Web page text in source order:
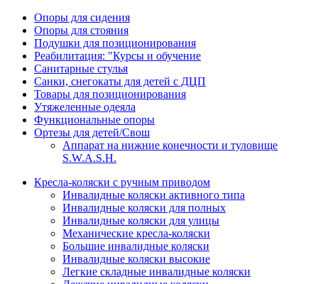
Опоры для сидения
Опоры для стояния
Подушки для позиционирования
Реабилитация: "Курсы и обучение
Санитарные стулья
Санки, снегокаты для детей с ДЦП
Товары для позиционирования
Утяжеленные одеяла
Функциональные опоры
Ортезы для детей/Свош
Аппарат на нижние конечности и туловище
S.W.A.S.H.
Кресла-коляски с ручным приводом
Инвалидные коляски активного типа
Инвалидные коляски для полных
Инвалидные коляски для улицы
Механические кресла-коляски
Большие инвалидные коляски
Инвалидные коляски высокие
Легкие складные инвалидные коляски